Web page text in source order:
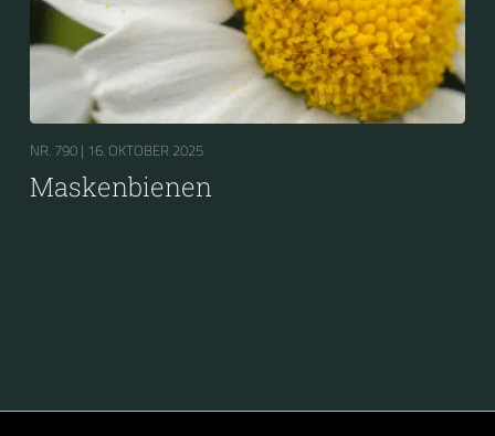
NR. 790 | 16. OKTOBER 2025
Maskenbienen